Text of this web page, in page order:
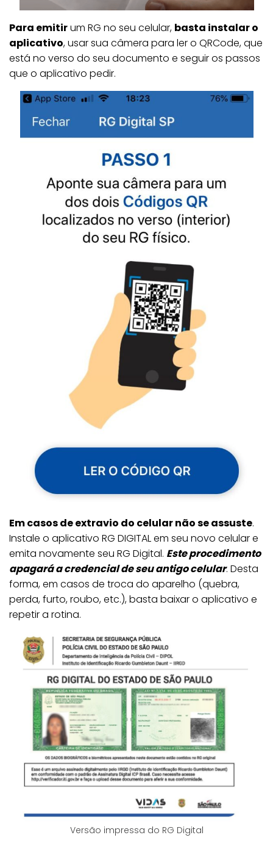
Para emitirum RG no seu celular, basta instalar o
aplicativo, usar sua câmera para ler o QRCode, que
está no verso do seu documento e seguir os passos
que o aplicativo pedir.
Em casos de extravio do celular não se assuste.
Instale o aplicativo RG DIGITAL em seu novo celular e
emita novamente seu RG Digital. Este procedimento
apagará a credencial de seu antigo celular. Desta
forma, em casos de troca do aparelho (quebra,
perda, furto, roubo, etc.), basta baixar o aplicativo e
repetir a rotina.
Versão impressa do RG Digital